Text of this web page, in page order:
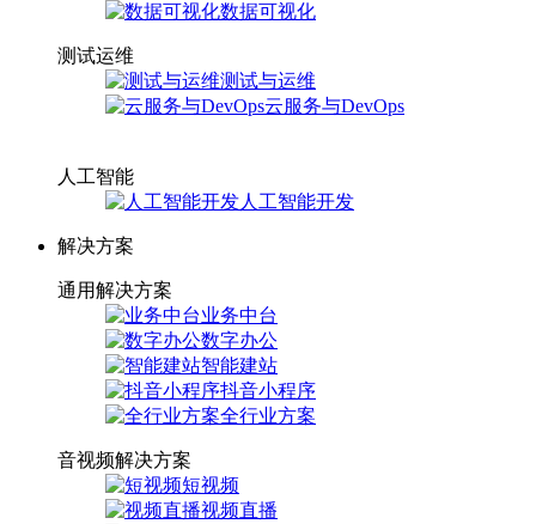
数据可视化
测试运维
测试与运维
云服务与DevOps
人工智能
人工智能开发
解决方案
通用解决方案
业务中台
数字办公
智能建站
抖音小程序
全行业方案
音视频解决方案
短视频
视频直播